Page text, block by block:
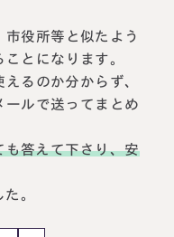
役所等と似たよう
とになります。
るのか分からず、
ルで送ってまとめ
も答えて下さり、安
。